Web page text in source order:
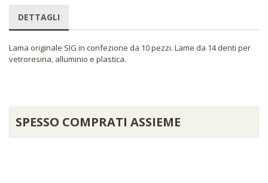
DETTAGLI
Lama originale SIG in confezione da 10 pezzi. Lame da 14 denti per
vetroresina, alluminio e plastica.
SPESSO COMPRATI ASSIEME